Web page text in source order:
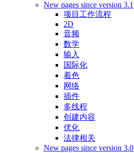
New pages since version 3.1
项目工作流程
2D
音频
数学
输入
国际化
着色
网络
插件
多线程
创建内容
优化
法律相关
New pages since version 3.0